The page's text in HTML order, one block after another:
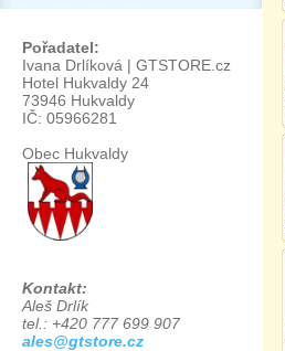
Pořadatel:
Ivana Drlíková | GTSTORE.cz
Hotel Hukvaldy 24
73946 Hukvaldy
IČ: 05966281
Obec Hukvaldy
Kontakt:
Aleš Drlík
tel.: +420 777 699 907
ales@gtstore.cz